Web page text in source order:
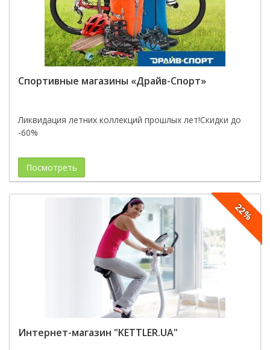
Спортивные магазины «Драйв-Спорт»
Ликвидация летних коллекций прошлых лет!Скидки до
-60%
Посмотреть
22%
Интернет-магазин "KETTLER.UA"